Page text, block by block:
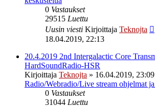
0 Vastaukset
29515 Luettu
Uusin viesti Kirjoittaja Teknojta
18.04.2019, 22:13
20.4.2019 2nd Intergalactic Core
HardSoundRadio-HSR
Kirjoittaja Teknojta » 16.04.2019, 23:09
Radio/Webradio/Live stream ohjelmat
0 Vastaukset
31044 Luettu